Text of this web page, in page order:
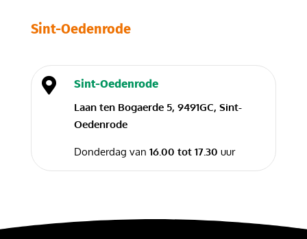
Sint-Oedenrode
 Sint-Oedenrode
Laan ten Bogaerde 5, 9491GC, Sint-
Oedenrode
Donderdag van 16.00 tot 17.30 uur